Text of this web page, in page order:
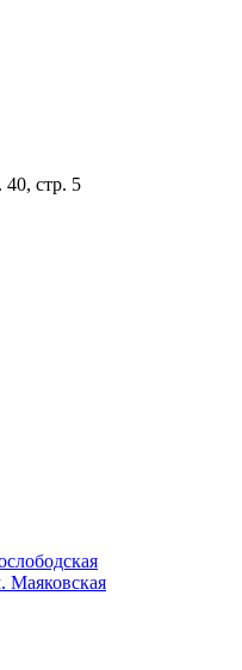
40, стр. 5
Маяковская